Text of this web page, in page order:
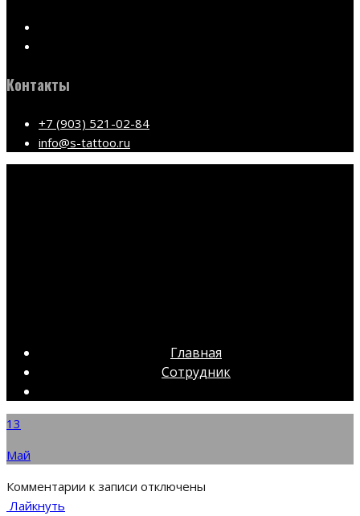
Контакты
+7 (903) 521-02-84
info@s-tattoo.ru
Главная
Сотрудник
13
Май
Комментарии к записи отключены
Лайкнуть